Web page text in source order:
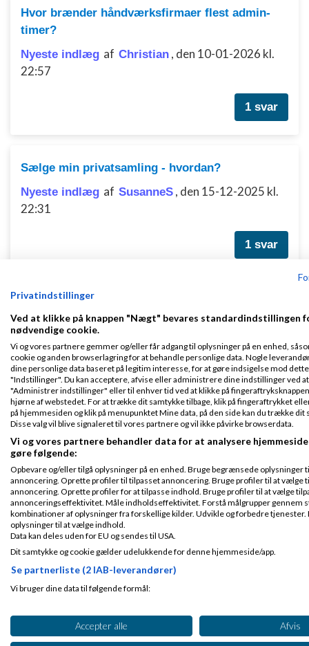
Hvor brænder håndværksfirmaer flest admin-
timer?
Nyeste indlæg af Christian , den 10-01-2026 kl.
22:57
1 svar
Sælge min privatsamling - hvordan?
Nyeste indlæg af SusanneS , den 15-12-2025 kl.
22:31
1 svar
Klar lønnen med Danløn
Lav løn på et øjeblik–nemt, sikkert
og billigt. Opret gratis konto.
www.danlon.dk/
Køb en virksomhed
Køb en virksomhed med
kunder og omsætning hos Saxis
www.saxis.dk
Dinero Regnskabsprogram
Opret nemt og hurtigt fakturaer
Lav gratis bruger på Dinero i dag
www.dinero.dk
Nye ekspertblog-indlæg om Administration &
Privatindstillinger
Ved at klikke på knappen "Nægt" bevares standardindstillingen
nødvendige cookie.
Vi og vores partnere gemmer og/eller får adgang til oplysninger på en enhed,
cookie og anden browserlagring for at behandle personlige data. Nogle
dine personlige data baseret på legitim interesse, for at gøre indsigelse mod
"Indstillinger". Du kan acceptere, afvise eller administrere dine indstillinger ved at
"Administrer indstillinger" eller til enhver tid ved at klikke på
hjørne af webstedet. For at trække dit samtykke tilbage, klik på fingeraftrykket
på hjemmesiden og klik på menupunktet Mine data, på den side kan du trække dit
Disse valg vil blive signaleret til vores partnere og vil ikke påvirke browserdata.
Vi og vores partnere behandler data for at analysere
gøre følgende:
Opbevare og/eller tilgå oplysninger på en enhed. Bruge begrænsede oplysninger
annoncering. Oprette profiler til tilpasset annoncering. Bruge profiler til at vælge
annoncering. Oprette profiler for at tilpasse indhold. Bruge profiler til at vælge
annonceringseffektivitet. Måle indholdseffektivitet. Forstå målgrupper gennem
kombinationer af oplysninger fra forskellige kilder. Udvikle og forbedre
oplysninger til at vælge indhold.
Data kan deles uden for EU og sendes til USA.
Dit samtykke og cookie gælder udelukkende for denne hjemmeside/app.
Se partnerliste (2 IAB-leverandører)
Vi bruger dine data til følgende formål:
Opbevare og/eller tilgå oplysninger på en enhed
Accepter alle Afvis